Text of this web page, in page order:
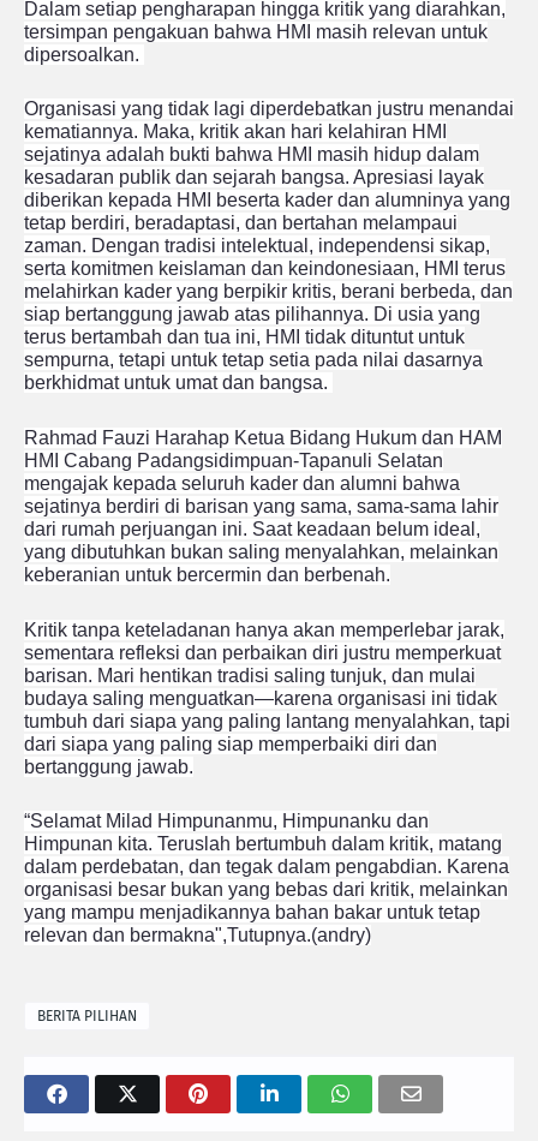
Dalam setiap pengharapan hingga kritik yang diarahkan,
tersimpan pengakuan bahwa HMI masih relevan untuk
dipersoalkan.
Organisasi yang tidak lagi diperdebatkan justru menandai
kematiannya. Maka, kritik akan hari kelahiran HMI
sejatinya adalah bukti bahwa HMI masih hidup dalam
kesadaran publik dan sejarah bangsa. Apresiasi layak
diberikan kepada HMI beserta kader dan alumninya yang
tetap berdiri, beradaptasi, dan bertahan melampaui
zaman. Dengan tradisi intelektual, independensi sikap,
serta komitmen keislaman dan keindonesiaan, HMI terus
melahirkan kader yang berpikir kritis, berani berbeda, dan
siap bertanggung jawab atas pilihannya. Di usia yang
terus bertambah dan tua ini, HMI tidak dituntut untuk
sempurna, tetapi untuk tetap setia pada nilai dasarnya
berkhidmat untuk umat dan bangsa.
Rahmad Fauzi Harahap Ketua Bidang Hukum dan HAM
HMI Cabang Padangsidimpuan-Tapanuli Selatan
mengajak kepada seluruh kader dan alumni bahwa
sejatinya berdiri di barisan yang sama, sama-sama lahir
dari rumah perjuangan ini. Saat keadaan belum ideal,
yang dibutuhkan bukan saling menyalahkan, melainkan
keberanian untuk bercermin dan berbenah.
Kritik tanpa keteladanan hanya akan memperlebar jarak,
sementara refleksi dan perbaikan diri justru memperkuat
barisan. Mari hentikan tradisi saling tunjuk, dan mulai
budaya saling menguatkan—karena organisasi ini tidak
tumbuh dari siapa yang paling lantang menyalahkan, tapi
dari siapa yang paling siap memperbaiki diri dan
bertanggung jawab.
“Selamat Milad Himpunanmu, Himpunanku dan
Himpunan kita. Teruslah bertumbuh dalam kritik, matang
dalam perdebatan, dan tegak dalam pengabdian. Karena
organisasi besar bukan yang bebas dari kritik, melainkan
yang mampu menjadikannya bahan bakar untuk tetap
relevan dan bermakna",Tutupnya.(andry)
BERITA PILIHAN